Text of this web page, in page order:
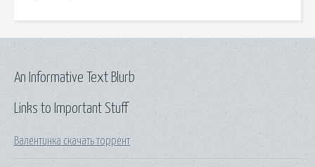
Links to Important Stuff
Валентинка скачать торрент
An Informative Text Blurb